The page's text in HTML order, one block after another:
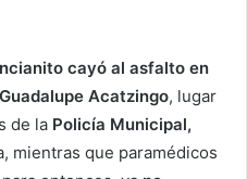
cayó al asfalto en
Acatzingo, lugar
de la Policía Municipal,
mientras que paramédicos